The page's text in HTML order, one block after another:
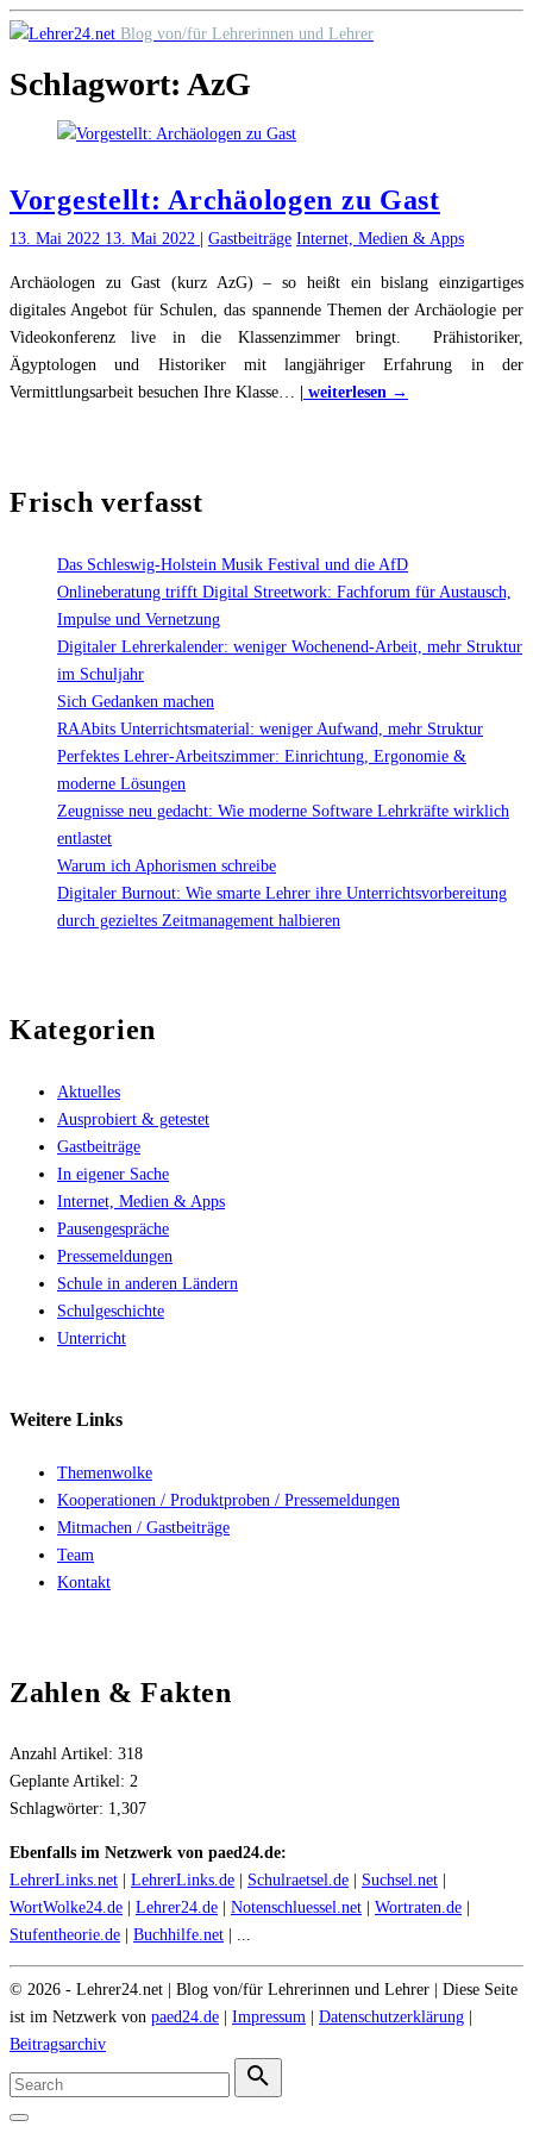
Skip
content
Blog von/für Lehrerinnen und Lehrer
Schlagwort: AzG
Vorgestellt: Archäologen zu Gast
13. Mai 2022 13. Mai 2022 Gastbeiträge Internet, Medien & Apps
Archäologen zu Gast (kurz AzG) – so heißt ein bislang einzigartiges
digitales Angebot für Schulen, das spannende Themen der Archäologie per
Videokonferenz live in die Klassenzimmer bringt. Prähistoriker,
Ägyptologen und Historiker mit langjähriger Erfahrung in der
Vermittlungsarbeit besuchen Ihre Klasse… | weiterlesen →
Frisch verfasst
Das Schleswig-Holstein Musik Festival und die AfD
Onlineberatung trifft Digital Streetwork: Fachforum für Austausch,
Impulse und Vernetzung
Digitaler Lehrerkalender: weniger Wochenend-Arbeit, mehr Struktur
im Schuljahr
Sich Gedanken machen
RAAbits Unterrichtsmaterial: weniger Aufwand, mehr Struktur
Perfektes Lehrer-Arbeitszimmer: Einrichtung, Ergonomie &
moderne Lösungen
Zeugnisse neu gedacht: Wie moderne Software Lehrkräfte wirklich
entlastet
Warum ich Aphorismen schreibe
Digitaler Burnout: Wie smarte Lehrer ihre Unterrichtsvorbereitung
durch gezieltes Zeitmanagement halbieren
Kategorien
Aktuelles
Ausprobiert & getestet
Gastbeiträge
In eigener Sache
Internet, Medien & Apps
Pausengespräche
Pressemeldungen
Schule in anderen Ländern
Schulgeschichte
Unterricht
Weitere Links
Themenwolke
Kooperationen / Produktproben / Pressemeldungen
Mitmachen / Gastbeiträge
Team
Kontakt
Zahlen & Fakten
Anzahl Artikel: 318
Geplante Artikel: 2
Schlagwörter: 1,307
Ebenfalls im Netzwerk von paed24.de:
LehrerLinks.net
LehrerLinks.de Schulraetsel.de Suchsel.net
WortWolke24.de
Lehrer24.de Notenschluessel.net Wortraten.de
Stufentheorie.de
Buchhilfe.net | ...
© 2026 - Lehrer24.net | Blog von/für Lehrerinnen und Lehrer | Diese Seite
ist im Netzwerk von paed24.de Impressum Datenschutzerklärung
Beitragsarchiv
Search
for:
Go